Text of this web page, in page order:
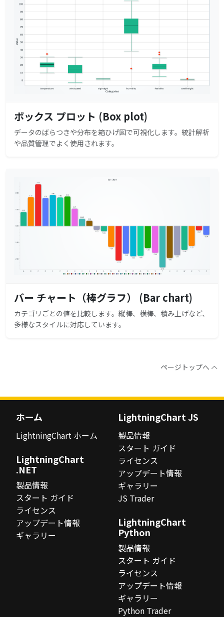
ボックス プロット (Box plot)
データのばらつきや分布を箱ひげ図で可視化します。統計解析
や品質管理でよく使用されます。
バー チャート（棒グラフ） (Bar chart)
カテゴリごとの値を比較します。縦棒、横棒、積み上げなど、
多様なスタイルに対応しています。
ページトップへ
ホーム
LightningChart ホーム
LightningChart
.NET
製品情報
スタート ガイド
ライセンス
アップデート情報
ギャラリー
LightningChart JS
製品情報
スタート ガイド
ライセンス
アップデート情報
ギャラリー
JS Trader
LightningChart
Python
製品情報
スタート ガイド
ライセンス
アップデート情報
ギャラリー
Python Trader